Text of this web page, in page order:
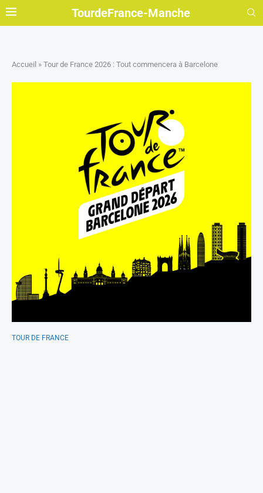
TourdeFrance-Manche
Accueil » Tour de France 2026 : Tout commencera à Barcelone
TOUR DE FRANCE